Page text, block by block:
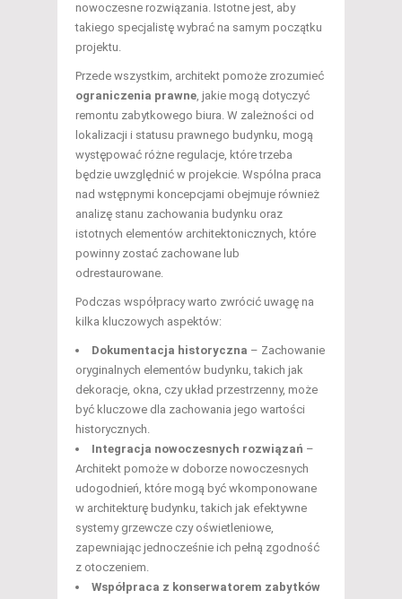
nowoczesne rozwiązania. Istotne jest, aby
takiego specjalistę wybrać na samym początku
projektu.
Przede wszystkim, architekt pomoże zrozumieć
ograniczenia prawne, jakie mogą dotyczyć
remontu zabytkowego biura. W zależności od
lokalizacji i statusu prawnego budynku, mogą
występować różne regulacje, które trzeba
będzie uwzględnić w projekcie. Wspólna praca
nad wstępnymi koncepcjami obejmuje również
analizę stanu zachowania budynku oraz
istotnych elementów architektonicznych, które
powinny zostać zachowane lub
odrestaurowane.
Podczas współpracy warto zwrócić uwagę na
kilka kluczowych aspektów:
Dokumentacja historyczna – Zachowanie
oryginalnych elementów budynku, takich jak
dekoracje, okna, czy układ przestrzenny, może
być kluczowe dla zachowania jego wartości
historycznych.
Integracja nowoczesnych rozwiązań –
Architekt pomoże w doborze nowoczesnych
udogodnień, które mogą być wkomponowane
w architekturę budynku, takich jak efektywne
systemy grzewcze czy oświetleniowe,
zapewniając jednocześnie ich pełną zgodność
z otoczeniem.
Współpraca z konserwatorem zabytków